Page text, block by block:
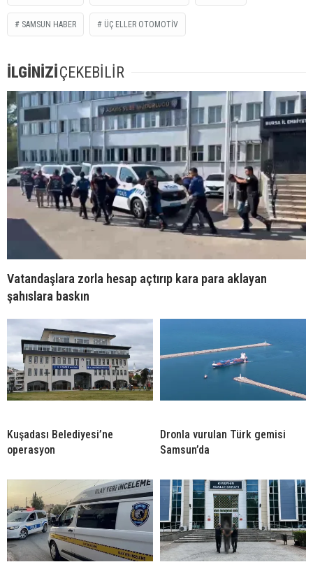
SAMSUN HABER ÜÇ ELLER OTOMOTİV
İLGİNİZİÇEKEBİLİR
Vatandaşlara zorla hesap açtırıp kara para aklayan
şahıslara baskın
Kuşadası Belediyesi’ne
operasyon
Dronla vurulan Türk gemisi
Samsun’da